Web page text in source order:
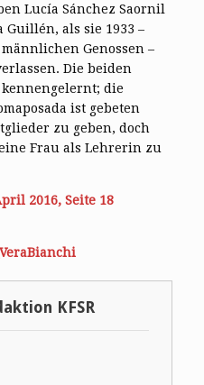
Lucía Sánchez Saornil
Guillén, als sie 1933 –
Genossen –
Die beiden
die
ist gebeten
zu geben, doch
Frau als Lehrerin zu
2016, Seite 18
KFSR